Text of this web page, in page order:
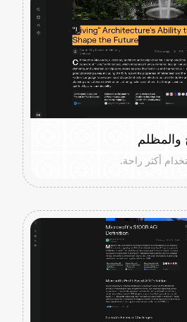
والمظلم
أكثر راحة.